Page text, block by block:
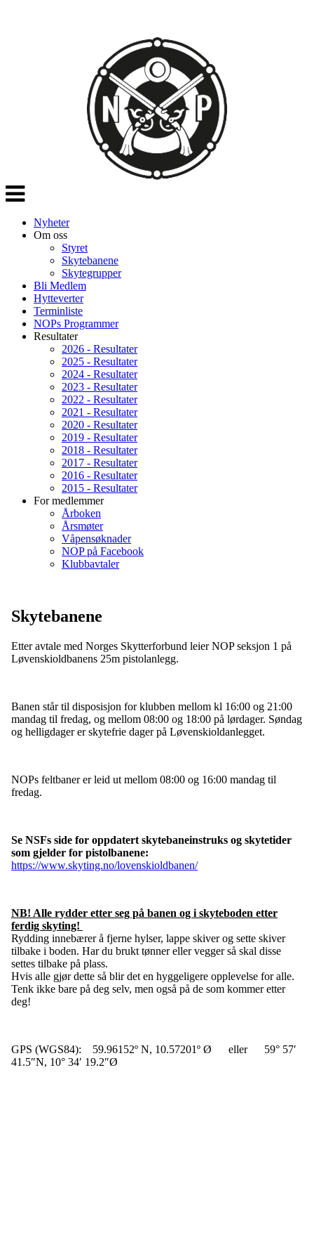
Veksle
navigasjon
Nyheter
Om oss
Styret
Skytebanene
Skytegrupper
Bli Medlem
Hytteverter
Terminliste
NOPs Programmer
Resultater
2026 - Resultater
2025 - Resultater
2024 - Resultater
2023 - Resultater
2022 - Resultater
2021 - Resultater
2020 - Resultater
2019 - Resultater
2018 - Resultater
2017 - Resultater
2016 - Resultater
2015 - Resultater
For medlemmer
Årboken
Årsmøter
Våpensøknader
NOP på Facebook
Klubbavtaler
Skytebanene
Etter avtale med Norges Skytterforbund leier NOP seksjon 1 på
Løvenskioldbanens 25m pistolanlegg.
Banen står til disposisjon for klubben mellom kl 16:00 og 21:00
mandag til fredag, og mellom 08:00 og 18:00 på lørdager. Søndag
og helligdager er skytefrie dager på Løvenskioldanlegget.
NOPs feltbaner er leid ut mellom 08:00 og 16:00 mandag til
fredag.
Se NSFs side for oppdatert skytebaneinstruks og skytetider
som gjelder for pistolbanene:
https://www.skyting.no/lovenskioldbanen/
NB! Alle rydder etter seg på banen og i skyteboden etter
ferdig skyting!
Rydding innebærer å fjerne hylser, lappe skiver og sette skiver
tilbake i boden. Har du brukt tønner eller vegger så skal disse
settes tilbake på plass.
Hvis alle gjør dette så blir det en hyggeligere opplevelse for alle.
Tenk ikke bare på deg selv, men også på de som kommer etter
deg!
GPS (WGS84): 59.96152º N, 10.57201º Ø eller 59° 57′
41.5″N, 10° 34′ 19.2″Ø